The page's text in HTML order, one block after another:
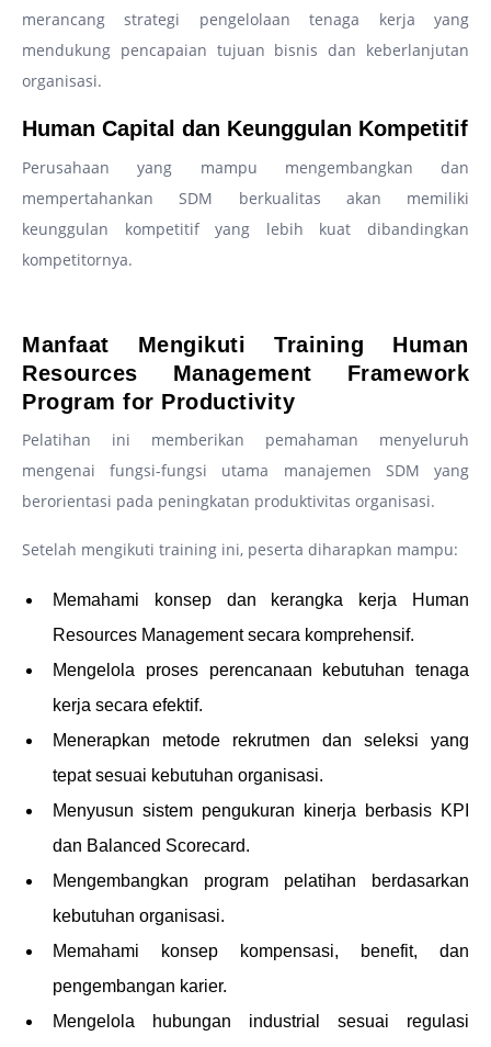
merancang strategi pengelolaan tenaga kerja yang
mendukung pencapaian tujuan bisnis dan keberlanjutan
organisasi.
Human Capital dan Keunggulan Kompetitif
Perusahaan yang mampu mengembangkan dan
mempertahankan SDM berkualitas akan memiliki
keunggulan kompetitif yang lebih kuat dibandingkan
kompetitornya.
Manfaat Mengikuti Training Human
Resources Management Framework
Program for Productivity
Pelatihan ini memberikan pemahaman menyeluruh
mengenai fungsi-fungsi utama manajemen SDM yang
berorientasi pada peningkatan produktivitas organisasi.
Setelah mengikuti training ini, peserta diharapkan mampu:
Memahami konsep dan kerangka kerja Human
Resources Management secara komprehensif.
Mengelola proses perencanaan kebutuhan tenaga
kerja secara efektif.
Menerapkan metode rekrutmen dan seleksi yang
tepat sesuai kebutuhan organisasi.
Menyusun sistem pengukuran kinerja berbasis KPI
dan Balanced Scorecard.
Mengembangkan program pelatihan berdasarkan
kebutuhan organisasi.
Memahami konsep kompensasi, benefit, dan
pengembangan karier.
Mengelola hubungan industrial sesuai regulasi